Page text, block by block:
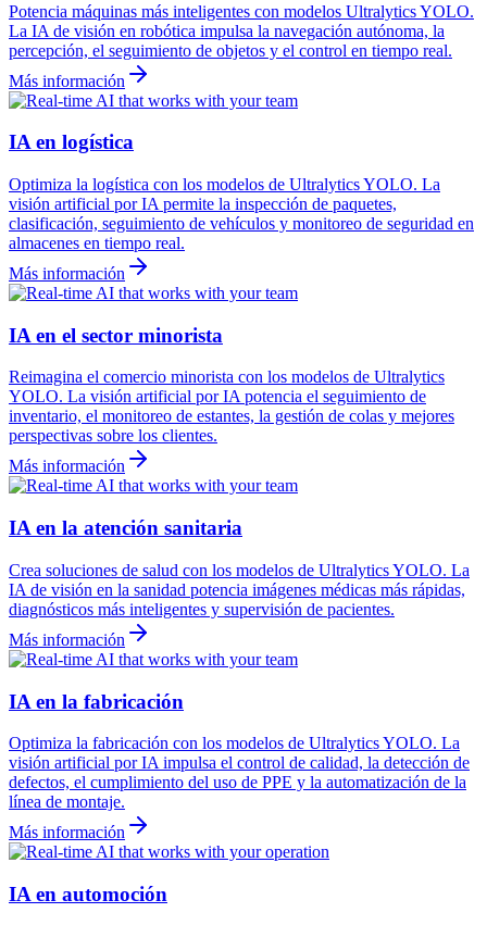
Potencia máquinas más inteligentes con modelos Ultralytics YOLO.
La IA de visión en robótica impulsa la navegación autónoma, la
percepción, el seguimiento de objetos y el control en tiempo real.
Más información
IA en logística
Optimiza la logística con los modelos de Ultralytics YOLO. La
visión artificial por IA permite la inspección de paquetes,
clasificación, seguimiento de vehículos y monitoreo de seguridad en
almacenes en tiempo real.
Más información
IA en el sector minorista
Reimagina el comercio minorista con los modelos de Ultralytics
YOLO. La visión artificial por IA potencia el seguimiento de
inventario, el monitoreo de estantes, la gestión de colas y mejores
perspectivas sobre los clientes.
Más información
IA en la atención sanitaria
Crea soluciones de salud con los modelos de Ultralytics YOLO. La
IA de visión en la sanidad potencia imágenes médicas más rápidas,
diagnósticos más inteligentes y supervisión de pacientes.
Más información
IA en la fabricación
Optimiza la fabricación con los modelos de Ultralytics YOLO. La
visión artificial por IA impulsa el control de calidad, la detección de
defectos, el cumplimiento del uso de PPE y la automatización de la
línea de montaje.
Más información
IA en automoción